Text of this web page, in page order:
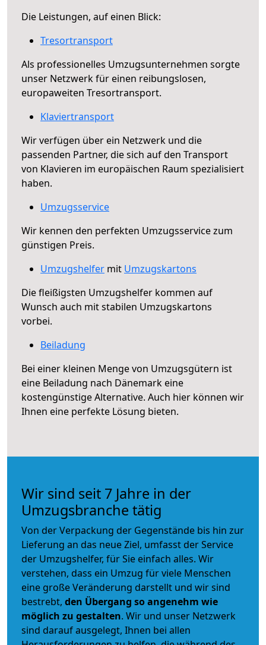
Die Leistungen, auf einen Blick:
Tresortransport
Als professionelles Umzugsunternehmen sorgte
unser Netzwerk für einen reibungslosen,
europaweiten Tresortransport.
Klaviertransport
Wir verfügen über ein Netzwerk und die
passenden Partner, die sich auf den Transport
von Klavieren im europäischen Raum spezialisiert
haben.
Umzugsservice
Wir kennen den perfekten Umzugsservice zum
günstigen Preis.
Umzugshelfer mit Umzugskartons
Die fleißigsten Umzugshelfer kommen auf
Wunsch auch mit stabilen Umzugskartons
vorbei.
Beiladung
Bei einer kleinen Menge von Umzugsgütern ist
eine Beiladung nach Dänemark eine
kostengünstige Alternative. Auch hier können wir
Ihnen eine perfekte Lösung bieten.
Wir sind seit 7 Jahre in der
Umzugsbranche tätig
Von der Verpackung der Gegenstände bis hin zur
Lieferung an das neue Ziel, umfasst der Service
der Umzugshelfer, für Sie einfach alles. Wir
verstehen, dass ein Umzug für viele Menschen
eine große Veränderung darstellt und wir sind
bestrebt, den Übergang so angenehm wie
möglich zu gestalten. Wir und unser Netzwerk
sind darauf ausgelegt, Ihnen bei allen